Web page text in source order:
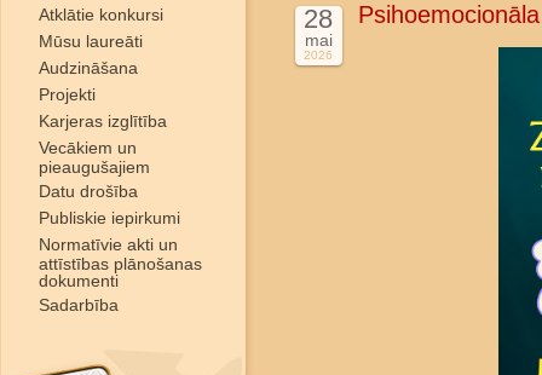
Atklātie konkursi
Mūsu laureāti
Audzināšana
Projekti
Karjeras izglītība
Vecākiem un
pieaugušajiem
Datu drošība
Publiskie iepirkumi
Normatīvie akti un
attīstības plānošanas
dokumenti
Sadarbība
28
mai
2026